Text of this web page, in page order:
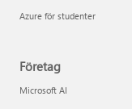
Azure för studenter
Företag
Microsoft AI